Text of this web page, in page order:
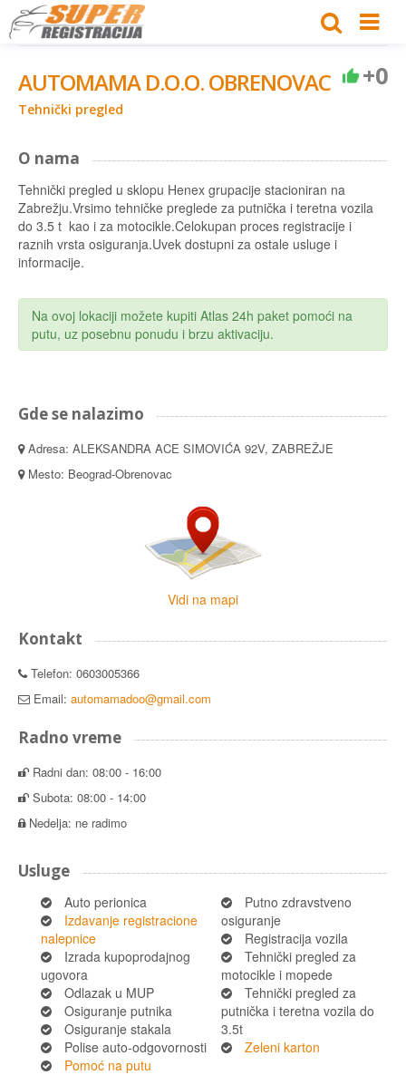
AUTOMAMA D.O.O. OBRENOVAC
Tehnički pregled
+0
O nama
Tehnički pregled u sklopu Henex grupacije stacioniran na
Zabrežju.Vrsimo tehničke preglede za putnička i teretna vozila
do 3.5 t kao i za motocikle.Celokupan proces registracije i
raznih vrsta osiguranja.Uvek dostupni za ostale usluge i
informacije.
Na ovoj lokaciji možete kupiti Atlas 24h paket pomoći na
putu, uz posebnu ponudu i brzu aktivaciju.
Gde se nalazimo
Adresa: ALEKSANDRA ACE SIMOVIĆA 92V, ZABREŽJE
Mesto: Beograd-Obrenovac
Vidi na mapi
Kontakt
Telefon: 0603005366
Email: automamadoo@gmail.com
Radno vreme
Radni dan: 08:00 - 16:00
Subota: 08:00 - 14:00
Nedelja: ne radimo
Usluge
Auto perionica
Izdavanje registracione
nalepnice
Izrada kupoprodajnog
ugovora
Odlazak u MUP
Osiguranje putnika
Osiguranje stakala
Polise auto-odgovornosti
Pomoć na putu
Putno zdravstveno
osiguranje
Registracija vozila
Tehnički pregled za
motocikle i mopede
Tehnički pregled za
putnička i teretna vozila do
3.5t
Zeleni karton